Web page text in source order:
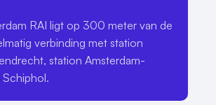
RAI ligt op 300 meter van de
verbinding met station
station Amsterdam-